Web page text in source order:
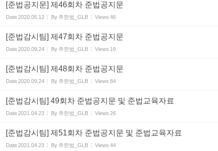
[준법공지문] 제46회차 준법공지문
Date2020.05.12 By 추한범_GLB Views 46
[준법감시팀] 제47회차 준법공지문
Date2020.09.24 By 추한범_GLB Views 19
[준법감시팀] 제48회차 준법공지문
Date2020.09.24 By 추한범_GLB Views 84
[준법감시팀] 49회차 준법공지문 및 준법교육자료
Date2021.04.23 By 추한범_GLB Views 26
[준법감시팀] 제51회차 준법공지문 및 준법교육자료
Date2021.04.23 By 추한범_GLB Views 44